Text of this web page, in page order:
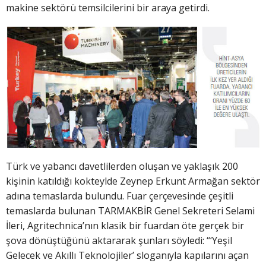
makine sektörü temsilcilerini bir araya getirdi.
Türk ve yabancı davetlilerden oluşan ve yaklaşık 200
kişinin katıldığı kokteylde Zeynep Erkunt Armağan sektör
adına temaslarda bulundu. Fuar çerçevesinde çeşitli
temaslarda bulunan TARMAKBİR Genel Sekreteri Selami
İleri, Agritechnica’nın klasik bir fuardan öte gerçek bir
şova dönüştüğünü aktararak şunları söyledi: “‘Yeşil
Gelecek ve Akıllı Teknolojiler’ sloganıyla kapılarını açan